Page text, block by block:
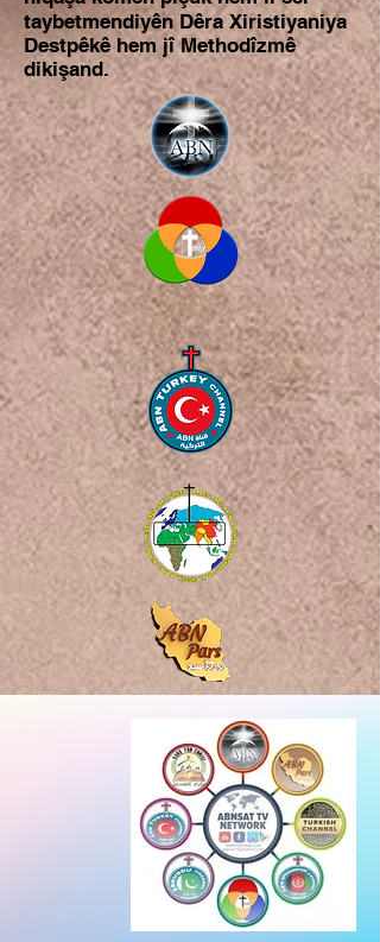
taybetmendiyên Dêra Xiristiyaniya
Destpêkê hem jî Methodîzmê
dikişand.